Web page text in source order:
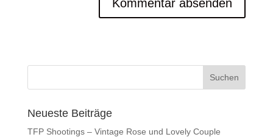
Neueste Beiträge
TFP Shootings – Vintage Rose und Lovely Couple